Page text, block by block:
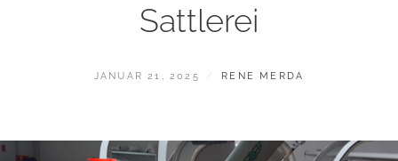
Sattlerei
JANUAR 21, 2025 RENE MERDA